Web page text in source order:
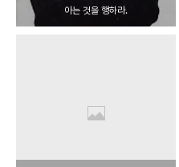
아는 것을 행하라.